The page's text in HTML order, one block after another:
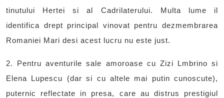
tinutului Hertei si al Cadrilaterului. Multa lume il
identifica drept principal vinovat pentru dezmembrarea
Romaniei Mari desi acest lucru nu este just.
2. Pentru aventurile sale amoroase cu Zizi Lmbrino si
Elena Lupescu (dar si cu altele mai putin cunoscute),
puternic reflectate in presa, care au distrus prestigiul